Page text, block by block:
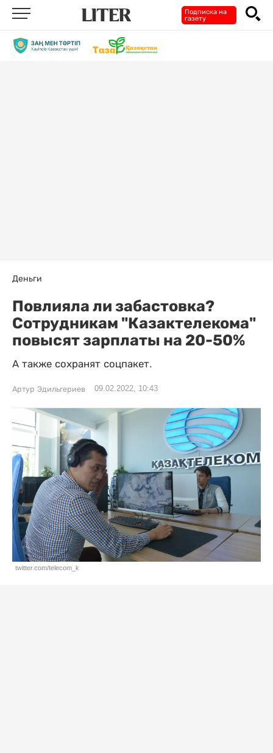
Подписка на
газету
Деньги
Повлияла ли забастовка?
Сотрудникам "Казактелекома"
повысят зарплаты на 20-50%
А также сохранят соцпакет.
Артур Эдильгериев 09.02.2022, 10:43
twitter.com/telecom_k